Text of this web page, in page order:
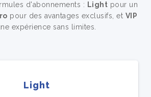
d'abonnements : Light pour un
pour des avantages exclusifs, et VIP
expérience sans limites.
Light